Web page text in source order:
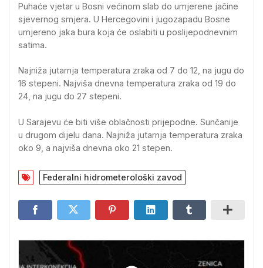
Puhaće vjetar u Bosni većinom slab do umjerene jačine
sjevernog smjera. U Hercegovini i jugozapadu Bosne
umjereno jaka bura koja će oslabiti u poslijepodnevnim
satima.
Najniža jutarnja temperatura zraka od 7 do 12, na jugu do
16 stepeni. Najviša dnevna temperatura zraka od 19 do
24, na jugu do 27 stepeni.
U Sarajevu će biti više oblačnosti prijepodne. Sunčanije
u drugom dijelu dana. Najniža jutarnja temperatura zraka
oko 9, a najviša dnevna oko 21 stepen.
Federalni hidrometerološki zavod